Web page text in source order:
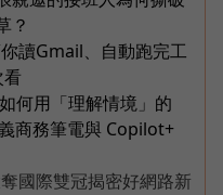
？
讀Gmail、自動跑完工
何用「理解情境」的
商務筆電與 Copilot+
國際雙冠揭密好網路新